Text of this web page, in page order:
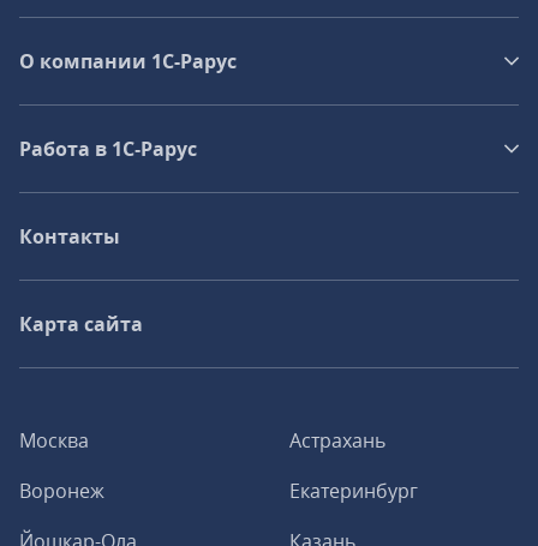
Москва
Астрахань
Воронеж
Екатеринбург
О компании 1C-Рарус
Работа в 1С‑Рарус
Контакты
Карта сайта